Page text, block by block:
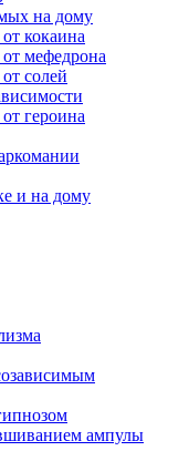
на дому
кокаина
мефедрона
солей
героина
и на дому
ампулы